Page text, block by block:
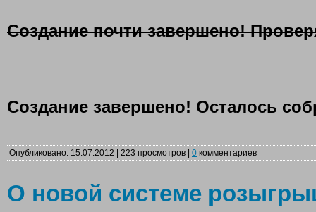
Создание почти завершено!
Создание завершено! Осталось
Опубликовано: 15.07.2012 | 223 просмотров | 0 комментариев
О новой системе